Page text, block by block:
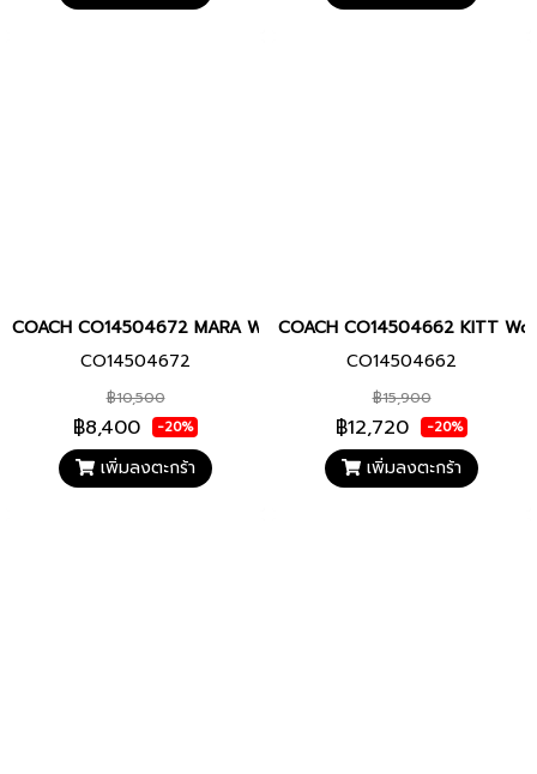
COACH CO14504672 MARA Women watch นาฬิกา นาฬิกาข้อมือ น
CO14504672
฿10,500
฿8,400 -20%
เพิ่มลงตะกร้า
COACH CO14504662 KITT
CO14504662
฿15,900
฿12,720 -20%
เพิ่มลงตะกร้า